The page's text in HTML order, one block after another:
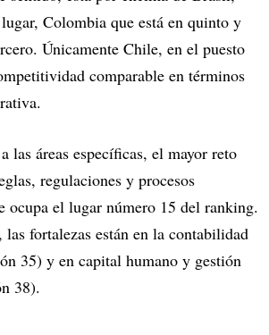
Colombia que está en quinto y
Únicamente Chile, en el puesto
comparable en términos
las áreas específicas, el mayor reto
regulaciones y procesos
ocupa el lugar número 15 del ranking.
fortalezas están en la contabilidad
35) y en capital humano y gestión
38).